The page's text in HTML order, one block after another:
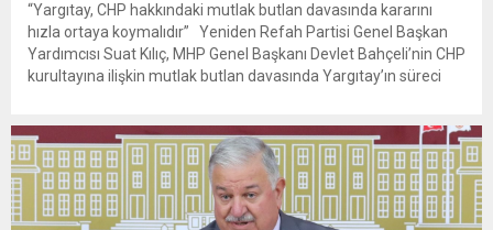
“Yargıtay, CHP hakkındaki mutlak butlan davasında kararını
hızla ortaya koymalıdır” Yeniden Refah Partisi Genel Başkan
Yardımcısı Suat Kılıç, MHP Genel Başkanı Devlet Bahçeli’nin CHP
kurultayına ilişkin mutlak butlan davasında Yargıtay’ın süreci
koymalıdır. Son nokta neyse...